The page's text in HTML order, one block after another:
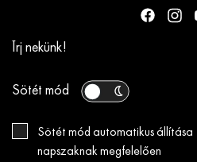
Írj nekünk!
Sötét mód
Sötét mód automatikus állítása
napszaknak megfelelően